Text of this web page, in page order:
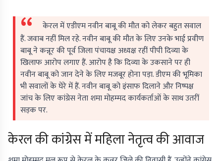
केरल में एडीएम नवीन बाबू की मौत को लेकर बहुत सवाल
हैं. जवाब नहीं मिल रहे. नवीन बाबू की मौत के लिए उनके भाई प्रवीण
बाबू ने कन्नूर की पूर्व जिला पंचायक्ष अध्यक्ष रहीं पीपी दिव्या के
खिलाफ आरोप लगाए हैं. आरोप है कि दिव्या के उकसाने पर ही
नवीन बाबू को जान देने के लिए मजबूर होना पड़ा. डीएम की भूमिका
भी सवालों के घेरे में हैं. नवीन बाबू को इंसाफ दिलाने और निष्पक्ष
जांच के लिए कांग्रेस नेता शमा मोहम्मद कार्यकर्ताओं के साथ उतरीं
सड़क पर.
केरल की कांग्रेस में महिला नेतृत्व की आवाज